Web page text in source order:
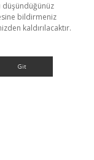
düşündüğünüz
bildirmeniz
kaldırılacaktır.